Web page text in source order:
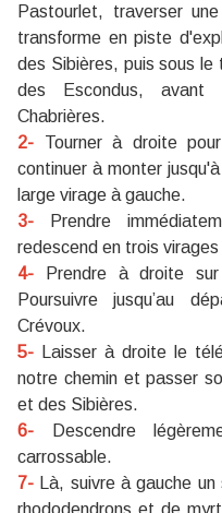
Pastourlet, traverser
transforme en piste
des Sibières, puis sous
des Escondus,
Chabrières.
2- Tourner à droite
continuer à monter
large virage à gauche.
3- Prendre
redescend en trois
4- Prendre à droite
Poursuivre jusqu’au
Crévoux.
5- Laisser à droite le
notre chemin et passer
et des Sibières.
6- Descendre
carrossable.
7- Là, suivre à gauche
rhododendrons et de